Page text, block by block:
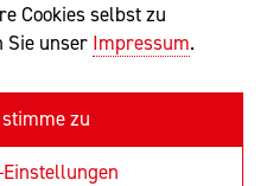
Cookies selbst zu
Sie unser Impressum.
zu
Einstellungen
GMBH
Rückruf